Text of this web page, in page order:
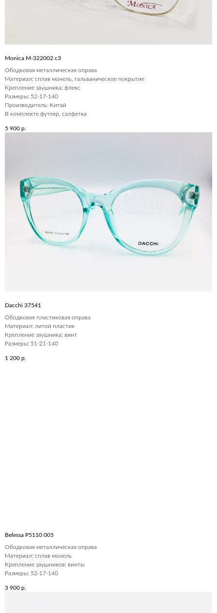
Monica M-322002 с3
Ободковая металлическая оправа
Материал: сплав монель, гальваническое покрытие
Крепление заушника: флекс
Размеры: 52-17-140
Производитель: Китай
В комплекте футляр, салфетка
5 900 р.
Dacchi 37541
Ободковая пластиковая оправа
Материал: литой пластик
Крепление заушника: винт
Размеры: 51-21-140
1 200 р.
Belessa P5110 005
Ободковая металлическая оправа
Материал: сплав монель
Крепление заушников: винты
Размеры: 52-17-140
3 900 р.